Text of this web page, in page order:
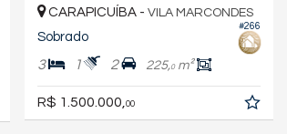
#266
CARAPICUÍBA - VILA MARCONDES
Sobrado
3 1 2 225,0m²
R$ 1.500.000,00